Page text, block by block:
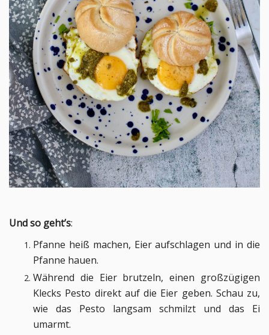
Und so geht’s:
Pfanne heiß machen, Eier aufschlagen und in die
Pfanne hauen.
Während die Eier brutzeln, einen großzügigen
Klecks Pesto direkt auf die Eier geben. Schau zu,
wie das Pesto langsam schmilzt und das Ei
umarmt.